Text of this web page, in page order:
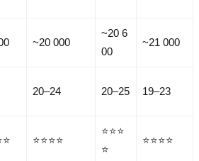
~20 000
~20 6
00
~21 000
20–24 20–25 19–23
⭐⭐⭐⭐
⭐⭐⭐
⭐
⭐⭐⭐⭐